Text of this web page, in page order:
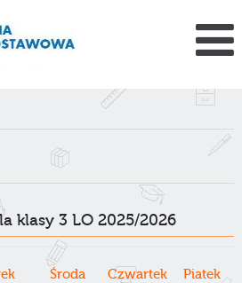
klasy 3 LO 2025/2026
Środa Czwartek Piatek